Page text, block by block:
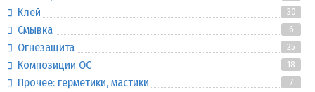
Клей 30
Смывка 6
Огнезащита 25
Композиции ОС 18
Прочее: герметики, мастики 7